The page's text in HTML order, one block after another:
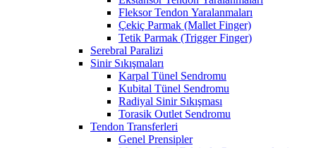
Fleksor Tendon Yaralanmaları
Çekiç Parmak (Mallet Finger)
Tetik Parmak (Trigger Finger)
Serebral Paralizi
Sinir Sıkışmaları
Karpal Tünel Sendromu
Kubital Tünel Sendromu
Radiyal Sinir Sıkışması
Torasik Outlet Sendromu
Tendon Transferleri
Genel Prensipler